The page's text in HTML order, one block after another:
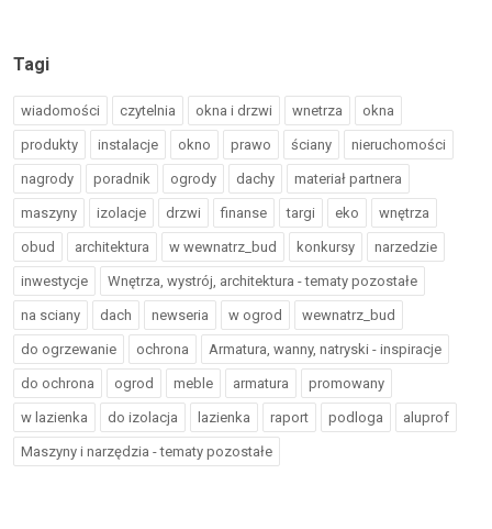
Tagi
wiadomości czytelnia okna i drzwi wnetrza okna
produkty instalacje okno prawo ściany nieruchomości
nagrody poradnik ogrody dachy materiał partnera
maszyny izolacje drzwi finanse targi eko wnętrza
obud architektura w wewnatrz_bud konkursy narzedzie
inwestycje Wnętrza, wystrój, architektura - tematy pozostałe
na sciany dach newseria w ogrod wewnatrz_bud
do ogrzewanie ochrona Armatura, wanny, natryski - inspiracje
do ochrona ogrod meble armatura promowany
w lazienka do izolacja lazienka raport podloga aluprof
Maszyny i narzędzia - tematy pozostałe